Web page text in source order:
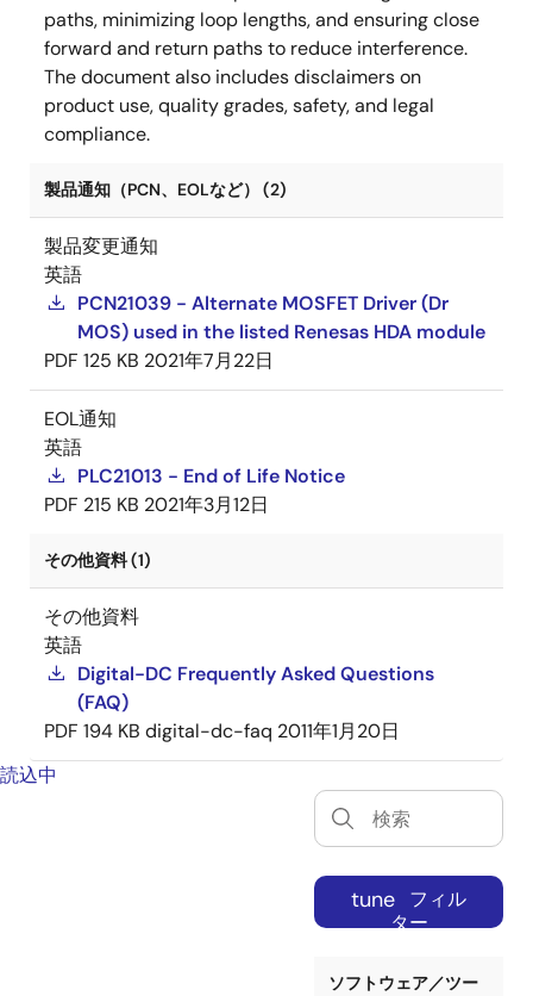
paths, minimizing loop lengths, and ensuring close
forward and return paths to reduce interference.
The document also includes disclaimers on
product use, quality grades, safety, and legal
compliance.
製品通知（PCN、EOLなど） (2)
製品変更通知
英語
PCN21039 - Alternate MOSFET Driver (Dr
MOS) used in the listed Renesas HDA module
PDF 125 KB 2021年7月22日
EOL通知
英語
PLC21013 - End of Life Notice
PDF 215 KB 2021年3月12日
その他資料 (1)
その他資料
英語
Digital-DC Frequently Asked Questions
(FAQ)
PDF 194 KB digital-dc-faq 2011年1月20日
読込中
tune
フィル
ター
ソフトウェア／ツー